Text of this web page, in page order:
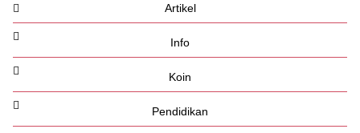
Artikel
Info
Koin
Pendidikan